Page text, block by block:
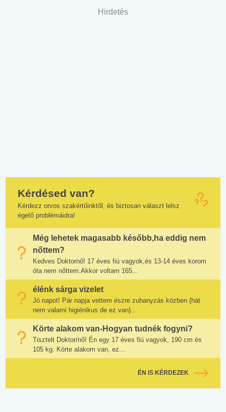
Hirdetés
Kérdésed van?
Kérdezz orvos szakértőinktől, és biztosan választ lelsz
égető problémáidra!
Még lehetek magasabb később,ha eddig nem
nőttem?
Kedves Doktornő! 17 éves fiú vagyok,és 13-14 éves korom
óta nem nőttem.Akkor voltam 165...
élénk sárga vizelet
Jó napot! Pár napja vettem észre zuhanyzás közben (hát
nem valami higiénikus de ez van)...
Körte alakom van-Hogyan tudnék fogyni?
Tisztelt Doktor/nő! Én egy 17 éves fiú vagyok, 190 cm és
105 kg. Körte alakom van, ez...
ÉN IS KÉRDEZEK